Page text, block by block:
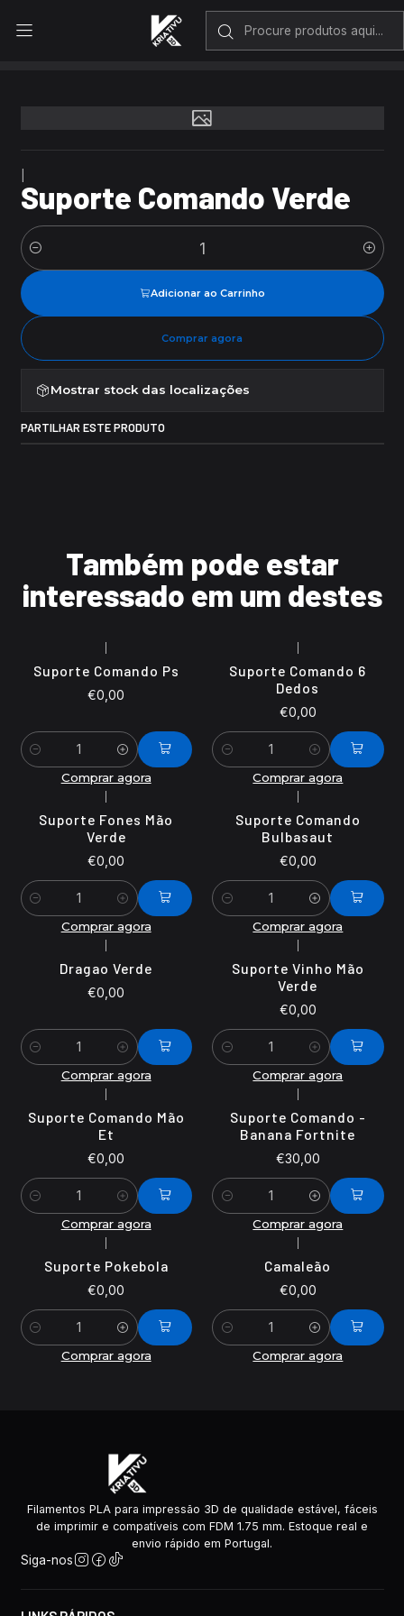
Envio rápido em Portugal Continental
Suporte Comando Verde
Suporte Comando Verde
Quantidade
Adicionar ao Carrinho
Comprar agora
Mostrar stock das localizações
PARTILHAR ESTE PRODUTO
Também pode estar
interessado em um destes
Suporte Comando Ps
€0,00
Quantidade
Comprar agora
Suporte Comando 6
Dedos
€0,00
Quantidade
Comprar agora
Suporte Fones Mão
Verde
€0,00
Quantidade
Comprar agora
Suporte Comando
Bulbasaut
€0,00
Quantidade
Comprar agora
Dragao Verde
€0,00
Quantidade
Comprar agora
Suporte Vinho Mão
Verde
€0,00
Quantidade
Comprar agora
Suporte Comando Mão
Et
€0,00
Quantidade
Comprar agora
Suporte Comando -
Banana Fortnite
€30,00
Quantidade
Comprar agora
Suporte Pokebola
€0,00
Quantidade
Comprar agora
Camaleão
€0,00
Quantidade
Comprar agora
Filamentos PLA para impressão 3D de qualidade estável, fáceis
de imprimir e compatíveis com FDM 1.75 mm. Estoque real e
envio rápido em Portugal.
Siga-nos